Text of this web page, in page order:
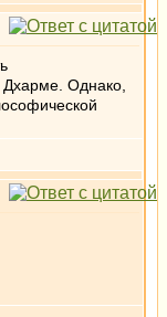
Однако,